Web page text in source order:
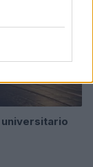
universitario